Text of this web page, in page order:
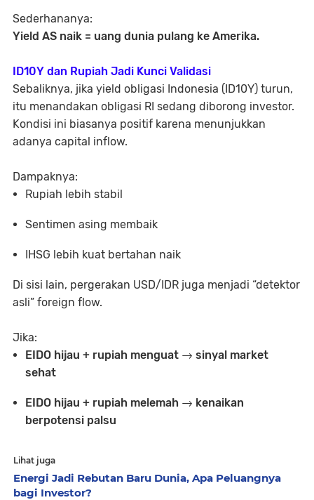
Sederhananya:
Yield AS naik = uang dunia pulang ke Amerika.
ID10Y dan Rupiah Jadi Kunci Validasi
Sebaliknya, jika yield obligasi Indonesia (ID10Y) turun,
itu menandakan obligasi RI sedang diborong investor.
Kondisi ini biasanya positif karena menunjukkan
adanya capital inflow.
Dampaknya:
Rupiah lebih stabil
Sentimen asing membaik
IHSG lebih kuat bertahan naik
Di sisi lain, pergerakan USD/IDR juga menjadi “detektor
asli” foreign flow.
Jika:
EIDO hijau + rupiah menguat → sinyal market
sehat
EIDO hijau + rupiah melemah → kenaikan
berpotensi palsu
Lihat juga
Energi Jadi Rebutan Baru Dunia, Apa Peluangnya
bagi Investor?